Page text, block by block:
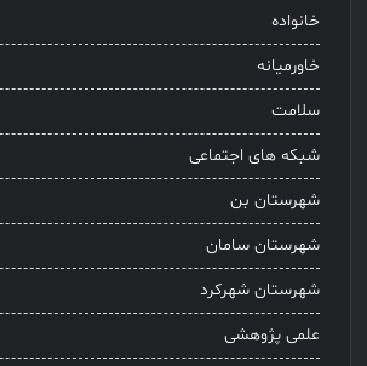
خانواده
خاورمیانه
سلامت
شبکه های اجتماعی
شهرستان بن
شهرستان سامان
شهرستان شهرکرد
علمی پژوهشی